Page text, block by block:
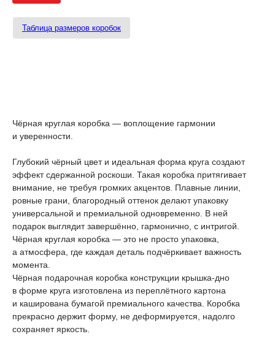
Таблица размеров коробок
Чёрная круглая коробка — воплощение гармонии
и уверенности.
Глубокий чёрный цвет и идеальная форма круга создают
эффект сдержанной роскоши. Такая коробка притягивает
внимание, не требуя громких акцентов. Плавные линии,
ровные грани, благородный оттенок делают упаковку
универсальной и премиальной одновременно. В ней
подарок выглядит завершённо, гармонично, с интригой.
Чёрная круглая коробка — это не просто упаковка,
а атмосфера, где каждая деталь подчёркивает важность
момента.
Чёрная подарочная коробка конструкции крышка-дно
в форме круга изготовлена из переплётного картона
и каширована бумагой премиального качества. Коробка
прекрасно держит форму, не деформируется, надолго
сохраняет яркость.